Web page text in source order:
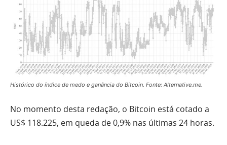
Histórico do índice de medo e ganância do Bitcoin. Fonte: Alternative.me.
No momento desta redação, o Bitcoin está cotado a
US$ 118.225, em queda de 0,9% nas últimas 24 horas.